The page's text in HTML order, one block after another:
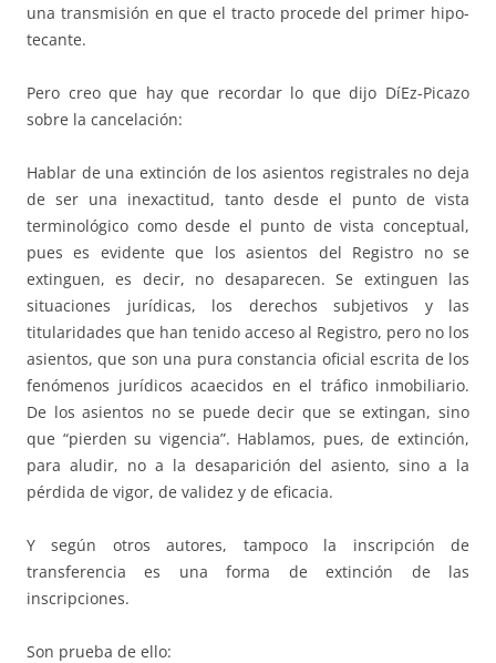
una transmisión en que el tracto pro­cede del primer hipo­
te­cante.
Pero creo que hay que recordar lo que dijo DíEz-Picazo
sobre la can­celación:
Hablar de una extinción de los asientos registrales no deja
de ser una ine­­xactitud, tanto desde el pun­­­to de vista
terminológico como desde el pun­­­to de vista conceptual,
pues es evidente que los asientos del Registro no se
extinguen, es decir, no desapa­recen. Se extin­guen las
situaciones ju­rídicas, los derechos subjetivos y las
titularidades que han tenido acceso al Registro, pero no los
asientos, que son una pura cons­tancia oficial es­cri­ta de los
fenómenos jurídicos aca­e­cidos en el tráfico in­mobiliario.
De los asientos no se puede decir que se extin­gan, sino
que “pier­den su vi­gencia”. Hablamos, pues, de extinción,
pa­­­ra aludir, no a la desa­pa­rición del asiento, sino a la
pérdida de vigor, de vali­dez y de eficacia.
Y según otros autores, tampoco la ins­crip­ción de
transferencia es una forma de extinción de las
inscripciones.
Son prueba de ello: